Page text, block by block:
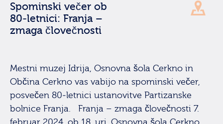
Spominski večer ob
80-letnici: Franja –
zmaga človečnosti
Mestni muzej Idrija, Osnovna šola Cerkno in
Občina Cerkno vas vabijo na spominski večer,
posvečen 80-letnici ustanovitve Partizanske
bolnice Franja. Franja – zmaga človečnosti 7.